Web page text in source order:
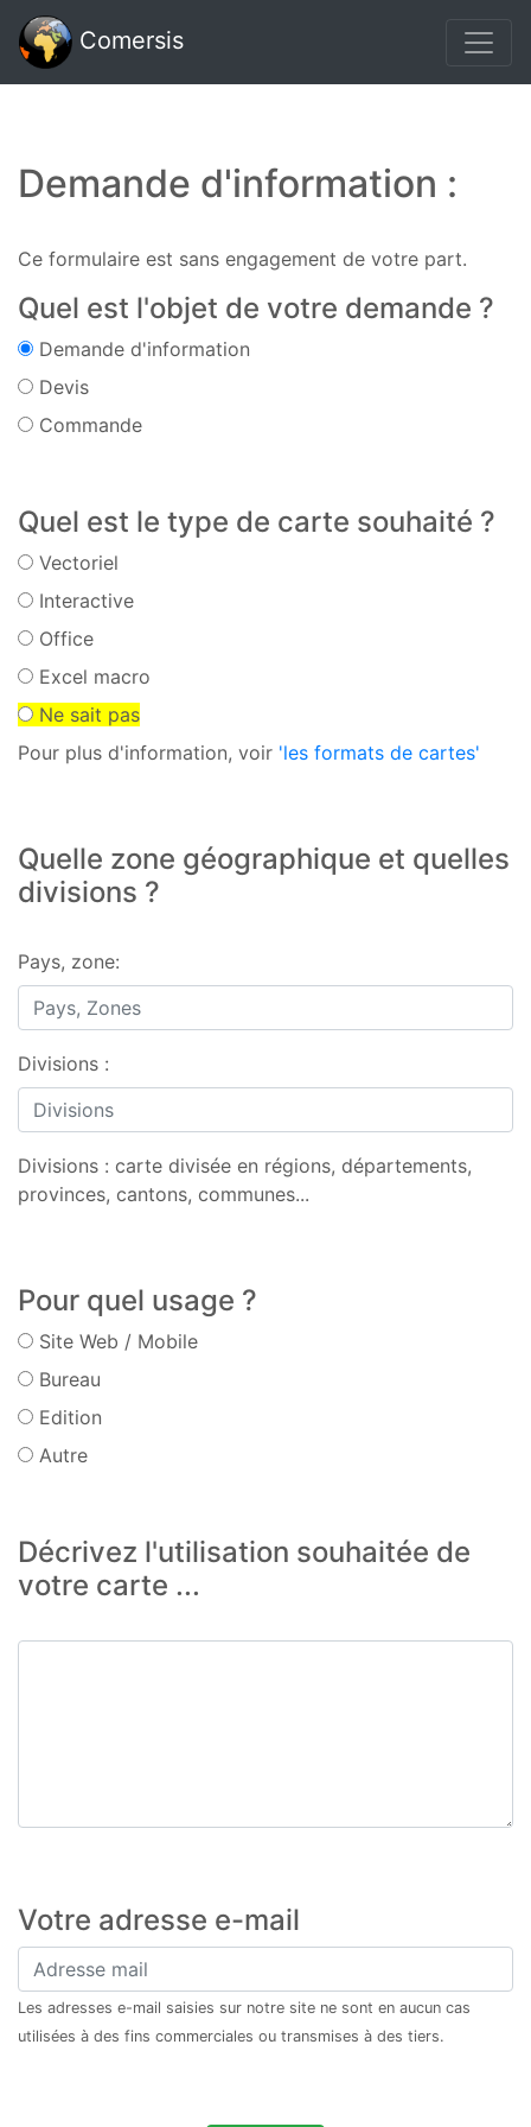
Comersis
Demande d'information :
Ce formulaire est sans engagement de votre part.
Quel est l'objet de votre demande ?
Demande d'information
Devis
Commande
Quel est le type de carte souhaité ?
Vectoriel
Interactive
Office
Excel macro
Ne sait pas
Pour plus d'information, voir 'les formats de cartes'
Quelle zone géographique et quelles
divisions ?
Pays, zone:
Divisions :
Divisions : carte divisée en régions, départements,
provinces, cantons, communes...
Pour quel usage ?
Site Web / Mobile
Bureau
Edition
Autre
Décrivez l'utilisation souhaitée de
votre carte ...
Votre adresse e-mail
Les adresses e-mail saisies sur notre site ne sont en aucun cas
utilisées à des fins commerciales ou transmises à des tiers.